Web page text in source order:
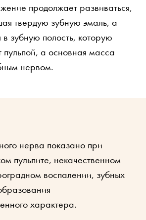
продолжает развиваться,
твердую зубную эмаль, а
зубную полость, которую
а основная масса
нервом.
нерва показано при
пульпите, некачественном
воспалении, зубных
характера.